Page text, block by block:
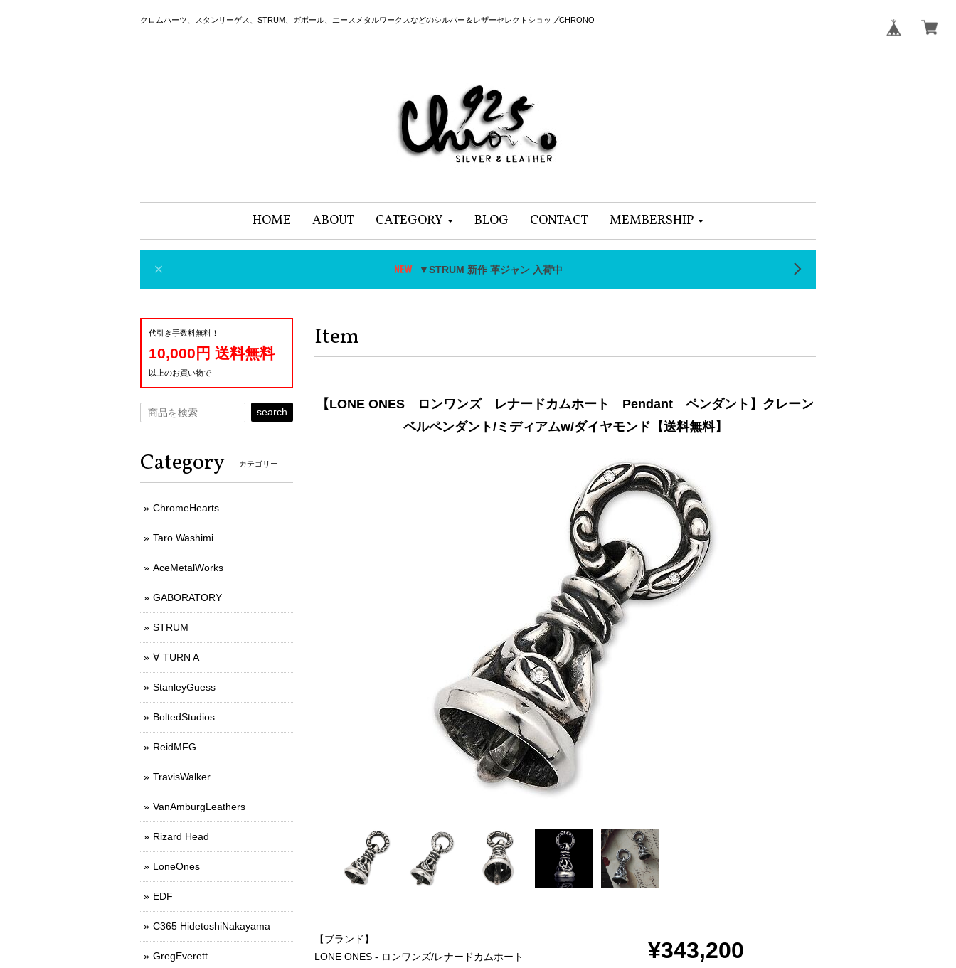
クロムハーツ、スタンリーゲス、STRUM、ガボール、エースメタルワークスなどのシルバー＆レザーセレクトショップCHRONO
HOME ABOUT CATEGORY BLOG CONTACT MEMBERSHIP
▼STRUM 新作 革ジャン 入荷中
Item
【LONE ONES ロンワンズ レナードカムホート Pendant ペンダント】クレーン
ベルペンダント/ミディアムw/ダイヤモンド【送料無料】
【ブランド】
LONE ONES - ロンワンズ/レナードカムホート
¥343,200
代引き手数料無料！
10,000円 送料無料
以上のお買い物で
search
Category カテゴリー
ChromeHearts
Taro Washimi
AceMetalWorks
GABORATORY
STRUM
∀ TURN A
StanleyGuess
BoltedStudios
ReidMFG
TravisWalker
VanAmburgLeathers
Rizard Head
LoneOnes
EDF
C365 HidetoshiNakayama
GregEverett